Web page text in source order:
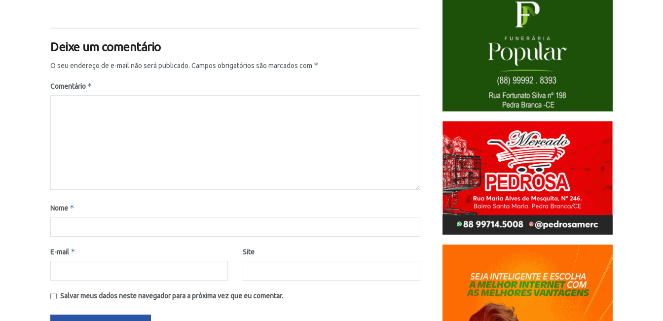
Deixe um comentário
O seu endereço de e-mail não será publicado. Campos obrigatórios são marcados com *
Comentário *
Nome *
E-mail * Site
Salvar meus dados neste navegador para a próxima vez que eu comentar.